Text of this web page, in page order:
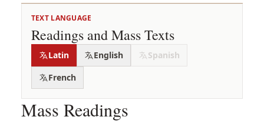
TEXT LANGUAGE
Readings and Mass Texts
Latin English
Spanish
French
Mass Readings